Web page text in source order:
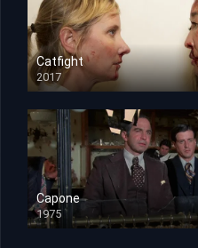
Catfight
2017
HD 720p
Capone
1975
HD 1080p